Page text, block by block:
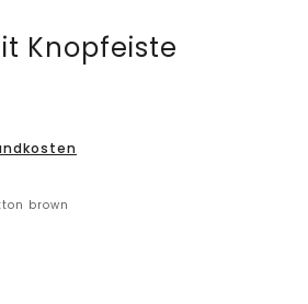
Knopfeiste
brown